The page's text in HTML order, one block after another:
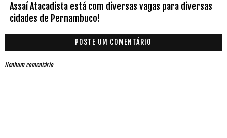
Assaí Atacadista está com diversas vagas para diversas
cidades de Pernambuco!
POSTE UM COMENTÁRIO
Nenhum comentário